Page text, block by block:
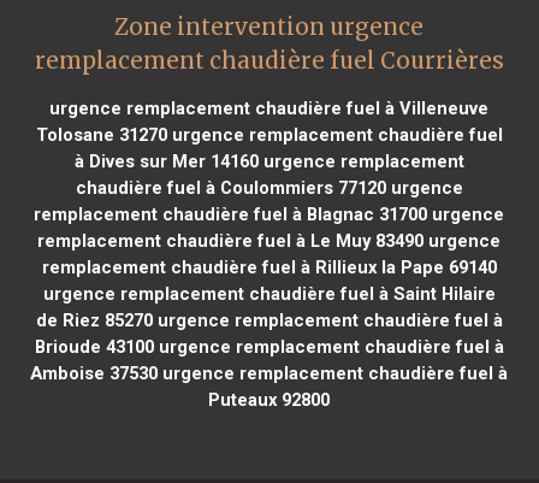
Zone intervention urgence
remplacement chaudière fuel Courrières
urgence remplacement chaudière fuel à Villeneuve
Tolosane 31270urgence remplacement chaudière fuel
à Dives sur Mer 14160urgence remplacement
chaudière fuel à Coulommiers 77120urgence
remplacement chaudière fuel à Blagnac 31700 urgence
remplacement chaudière fuel à Le Muy 83490 urgence
remplacement chaudière fuel à Rillieux la Pape 69140
urgence remplacement chaudière fuel à Saint Hilaire
de Riez 85270urgence remplacement chaudière fuel à
Brioude 43100urgence remplacement chaudière fuel à
Amboise 37530 urgence remplacement chaudière fuel à
Puteaux 92800